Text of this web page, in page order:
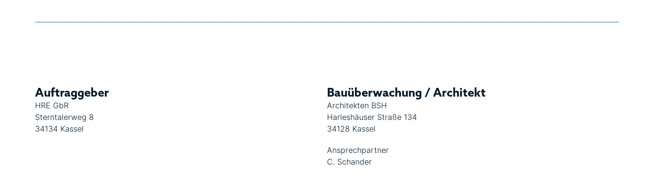
Auftraggeber
HRE GbR
Sterntalerweg 8
34134 Kassel
Bauüberwachung / Architekt
Architekten BSH
Harleshäuser Straße 134
34128 Kassel
Ansprechpartner
C. Schander